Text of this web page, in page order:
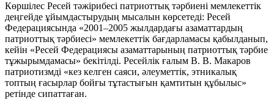
Көршілес Ресей тәжірибесі патриоттық тәрбиені мемлекеттік
деңгейде ұйымдастырудың мысалын көрсетеді: Ресей
Федерациясында «2001–2005 жылдардағы азаматтардың
патриоттық тәрбиесі» мемлекеттік бағдарламасы қабылданып,
кейін «Ресей Федерациясы азаматтарының патриоттық тәрбие
тұжырымдамасы» бекітілді. Ресейлік ғалым В. В. Макаров
патриотизмді «кез келген саяси, әлеуметтік, этникалық
топтың ғасырлар бойғы тұтастығын қамтитын құбылыс»
ретінде сипаттаған.